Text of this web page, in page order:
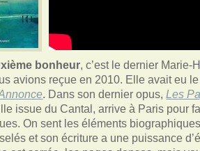
bonheur, c’est le dernier Marie-
avions reçue en 2010. Elle avait eu
. Dans son dernier opus,Les
issue du Cantal, arrive à Paris pour
On sent les éléments
et son écriture a une puissance